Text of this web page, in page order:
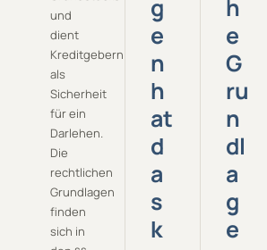
und
dient
Kreditgebern
als
Sicherheit
für ein
Darlehen.
Die
rechtlichen
Grundlagen
finden
sich in
g
e
n
h
at
d
a
s
k
h
e
G
ru
n
dl
a
g
e